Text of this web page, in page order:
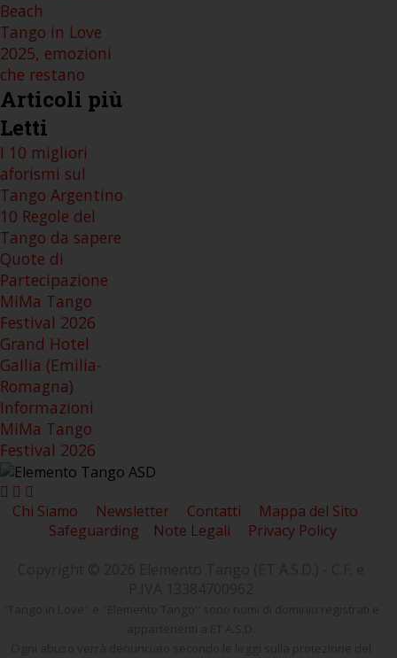
Beach
Tango in Love
2025, emozioni
che restano
Articoli più
Letti
I 10 migliori
aforismi sul
Tango Argentino
10 Regole del
Tango da sapere
Quote di
Partecipazione
MiMa Tango
Festival 2026
Grand Hotel
Gallia (Emilia-
Romagna)
Informazioni
MiMa Tango
Festival 2026
Chi Siamo Newsletter Contatti
Mappa del Sito
Safeguarding
Note Legali
Privacy Policy